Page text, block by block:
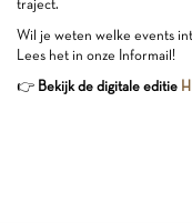
traject.
Wil je weten welke events
Lees het in onze Informail!
👉 Bekijk de digitale editie